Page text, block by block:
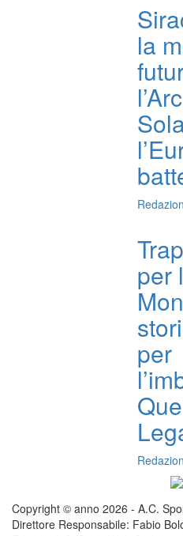
la
per
per
Copyright © anno 2026 - A.C.
Direttore Responsabile: Fabio